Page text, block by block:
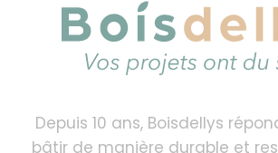
Depuis 10 ans, Boisdellys
bâtir de manière durable et